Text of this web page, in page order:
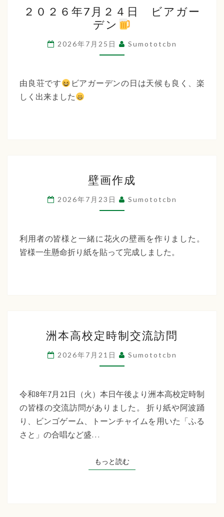
０
２
６
年
月
ー
ン
２０２６年7月２４日 ビアガー
デン
2026年7月25日 Sumototcbn
由良荘です
ビアガーデンの日は天候も良く、楽
しく出来ました
画
作
成
壁画作成
2026年7月23日 Sumototcbn
利用者の皆様と一緒に花火の壁画を作りました。
皆様一生懸命折り紙を貼って完成しました。
本
高
校
時
制
交
問
洲本高校定時制交流訪問
2026年7月21日 Sumototcbn
令和8年7月21日（火）本日午後より洲本高校定時制
の皆様の交流訪問がありました。 折り紙や阿波踊
り、ビンゴゲーム、トーンチャイムを用いた「ふる
さと」の合唱など盛…
もっと読むもっと読む